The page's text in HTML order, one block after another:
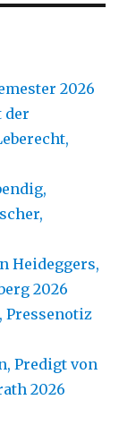
2026
der
Heideggers,
2026
Pressenotiz
Predigt von
2026